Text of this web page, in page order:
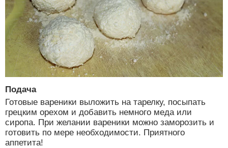
Подача
Готовые вареники выложить на тарелку, посыпать
грецким орехом и добавить немного меда или
сиропа. При желании вареники можно заморозить и
готовить по мере необходимости. Приятного
аппетита!